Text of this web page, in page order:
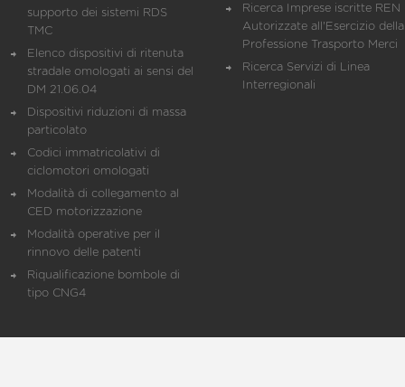
supporto dei sistemi RDS
TMC
Elenco dispositivi di ritenuta
stradale omologati ai sensi del
DM 21.06.04
Dispositivi riduzioni di massa
particolato
Codici immatricolativi di
ciclomotori omologati
Modalità di collegamento al
CED motorizzazione
Modalità operative per il
rinnovo delle patenti
Riqualificazione bombole di
tipo CNG4
Ricerca Imprese iscritte REN
Autorizzate all'Esercizio della
Professione Trasporto Merci
Ricerca Servizi di Linea
Interregionali